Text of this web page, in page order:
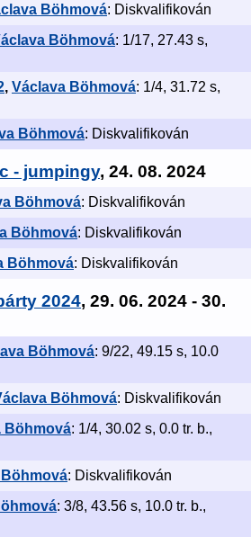
Böhmová: Diskvalifikován
Böhmová: 1/17, 27.43 s,
, Václava Böhmová: 1/4, 31.72 s,
Böhmová: Diskvalifikován
- jumpingy, 24. 08. 2024
Böhmová: Diskvalifikován
Böhmová: Diskvalifikován
Böhmová: Diskvalifikován
2024, 29. 06. 2024 - 30.
Böhmová: 9/22, 49.15 s, 10.0
Böhmová: Diskvalifikován
Böhmová: 1/4, 30.02 s, 0.0 tr. b.,
: Diskvalifikován
: 3/8, 43.56 s, 10.0 tr. b.,